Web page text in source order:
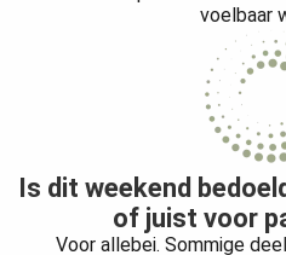
voelbaar
Is dit weekend
of juist voor
Voor allebei. Sommige